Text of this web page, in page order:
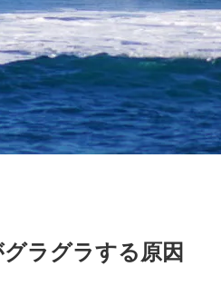
ラグラする原因